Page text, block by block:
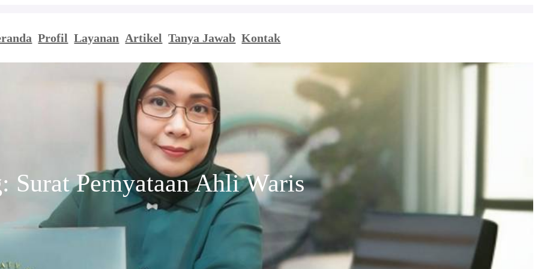
Profil Layanan Artikel Tanya Jawab Kontak
Surat Pernyataan Ahli Waris